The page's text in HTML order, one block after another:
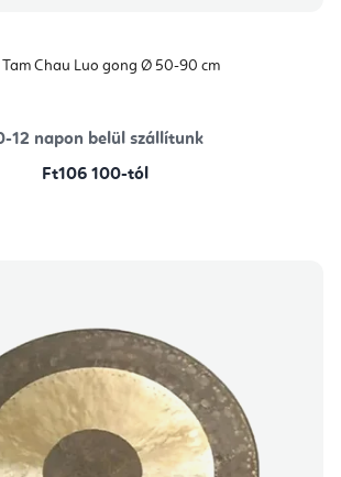
Tam Chau Luo gong Ø 50-90 cm
12 napon belül szállítunk
Ft106 100-tól